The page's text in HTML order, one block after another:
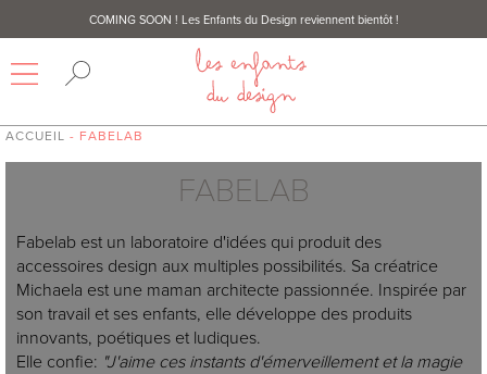
COMING SOON ! Les Enfants du Design reviennent bientôt !
ACCUEIL - FABELAB
FABELAB
Fabelab est un laboratoire d'idées qui produit des
accessoires design aux multiples possibilités. Sa créatrice
Michaela est une maman architecte passionnée. Inspirée par
son travail et ses enfants, elle développe des produits
innovants, poétiques et ludiques.
Elle confie: "J'aime ces instants d'émerveillement et la magie